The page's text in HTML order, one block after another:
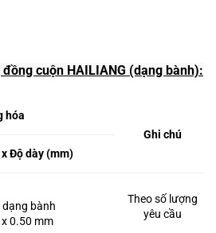
cuộn HAILIANG (dạng bành):
hóa
Ghi chú
Độ dày (mm)
bành
0.50 mm
Theo số lượng
yêu cầu